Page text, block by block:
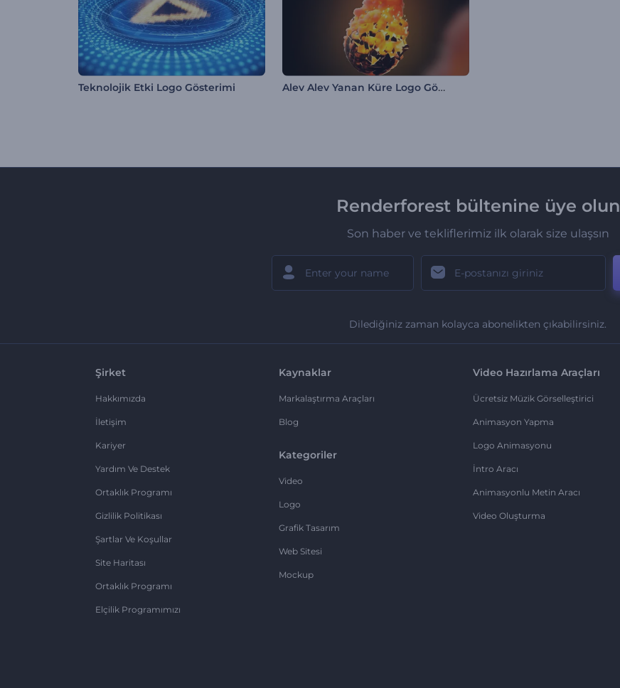
Teknolojik Etki Logo Gösterimi Alev Alev Yanan Küre Logo Gösterimi
Renderforest bültenine üye olun
Son haber ve tekliflerimiz ilk olarak size ulaşsın
Dilediğiniz zaman kolayca abonelikten çıkabilirsiniz.
Şirket
Hakkımızda
İletişim
Kariyer
Yardım Ve Destek
Ortaklık Programı
Gizlilik Politikası
Şartlar Ve Koşullar
Site Haritası
Ortaklık Programı
Elçilik Programımızı
Kaynaklar
Markalaştırma Araçları
Blog
Kategoriler
Video
Logo
Grafik Tasarım
Web Sitesi
Mockup
Video Hazırlama Araçları
Ücretsiz Müzik Görselleştirici
Animasyon Yapma
Logo Animasyonu
İntro Aracı
Animasyonlu Metin Aracı
Video Oluşturma